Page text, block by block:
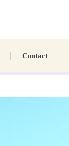
Contact